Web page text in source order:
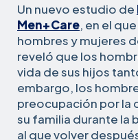
Un nuevo estudio de
Men+Care, en el
hombres y mujeres
reveló que los
vida de sus hijos
embargo, los
preocupación por la
su familia durante la
al que volver